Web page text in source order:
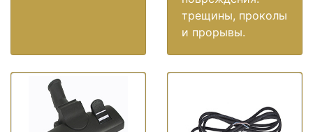
трещины, проколы
и прорывы.